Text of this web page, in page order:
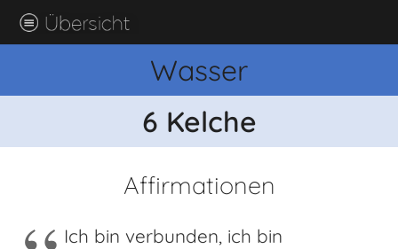
Wasser
6 Kelche
Affirmationen
Ich bin verbunden, ich bin